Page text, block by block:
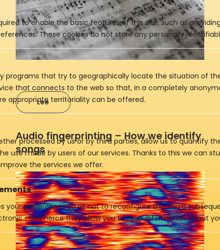
to enable the basic features of this site, such as
These cookies do not store any personally
programs that try to geographically locate the situation of
that connects to the web so that, in a completely
appropriate territoriality can be offered.
processed by us or by third parties, allow us to quantify
use made by users of our services. Thanks to this we can
the services we offer.
your preferences so as not to reconfigure them in a
commerce they allow you to keep information about
Lee
Audio fingerprinting – How we identify
songs